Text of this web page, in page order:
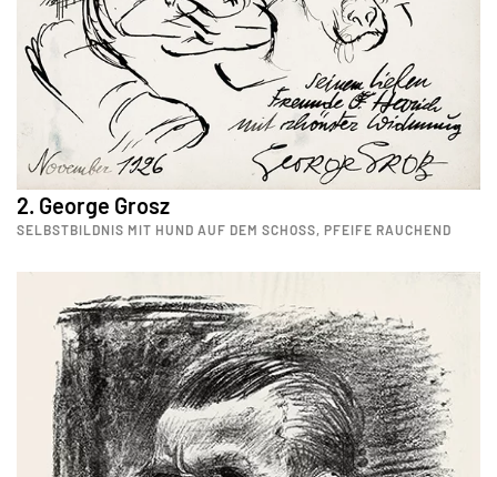
2. George Grosz
SELBSTBILDNIS MIT HUND AUF DEM SCHOSS, PFEIFE RAUCHEND